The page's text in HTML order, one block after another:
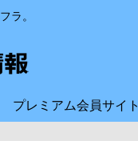
ラ。
プレミアム会員サイト